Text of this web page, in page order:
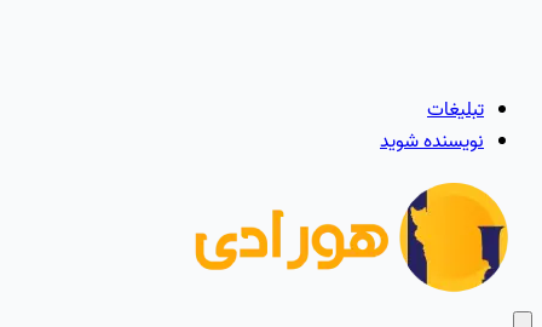
تبلیغات
نویسنده شوید